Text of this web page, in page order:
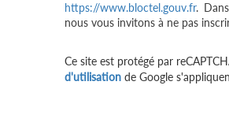
https://www.bloctel.gouv.fr.
nous vous invitons à ne pas
Ce site est protégé par
d'utilisation de Google